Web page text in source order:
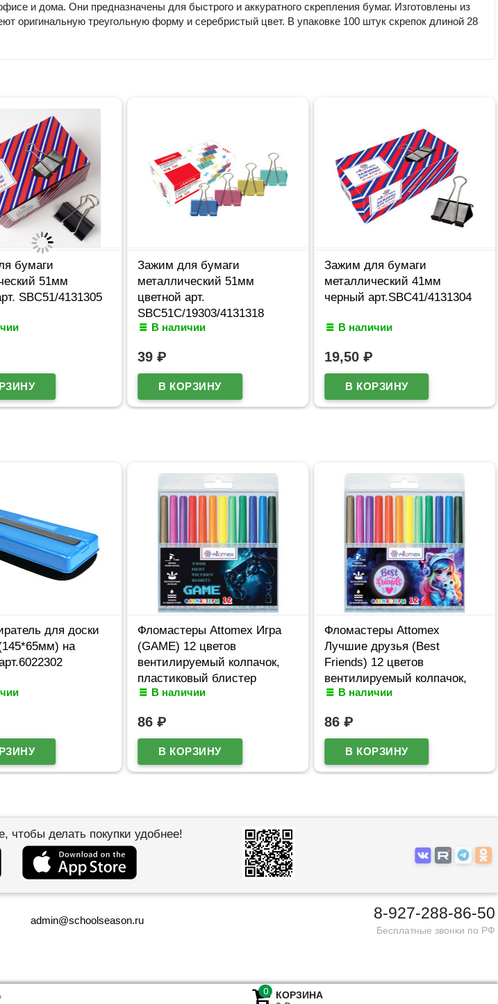
и дома. Они предназначены для быстрого и аккуратного скрепления бумаг. Изготовлены из
оригинальную треугольную форму и серебристый цвет. В упаковке 100 штук скрепок длиной 28
бумаги
51мм
SBC51/4131305
Зажим для бумаги
металлический 51мм
цветной арт.
SBC51C/19303/4131318
В наличии
39₽
Зажим для бумаги
металлический 41мм
черный арт.SBC41/4131304
В наличии
19,50₽
для доски
на
Фломастеры Attomex Игра
(GAME) 12 цветов
вентилируемый колпачок,
пластиковый блистер
арт.5081619
В наличии
86₽
Фломастеры Attomex
Лучшие друзья (Best
Friends) 12 цветов
вентилируемый колпачок,
пластиковый блистер
В наличии
86₽
чтобы делать покупки удобнее!
admin@schoolseason.ru 8-927-288-86-50
Бесплатные звонки по РФ
КОРЗИНА